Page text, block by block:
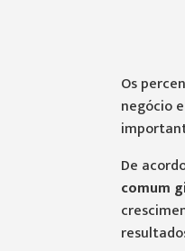
Os
negócio
De
comum